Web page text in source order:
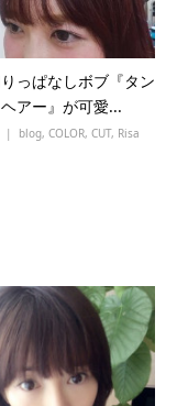
っぱなしボブ『タン
アー』が可愛...
blog, COLOR, CUT, Risa